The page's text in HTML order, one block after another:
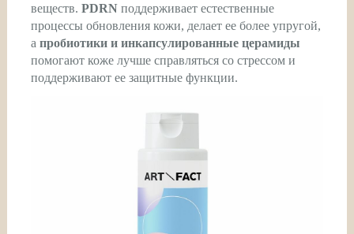
веществ. PDRN поддерживает естественные
процессы обновления кожи, делает ее более упругой,
а пробиотики и инкапсулированные церамиды
помогают коже лучше справляться со стрессом и
поддерживают ее защитные функции.